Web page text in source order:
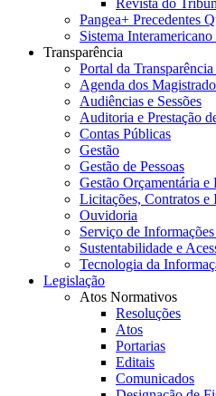
Revista do
Pangea+ Precedentes
Sistema
Transparência
Portal da
Agenda dos
Audiências e Sessões
Auditoria e Prestação
Contas Públicas
Gestão
Gestão de Pessoas
Gestão Orçamentária e
Licitações, Contratos e
Ouvidoria
Serviço de
Sustentabilidade e
Tecnologia da
Legislação
Atos Normativos
Resoluções
Atos
Portarias
Editais
Comunicados